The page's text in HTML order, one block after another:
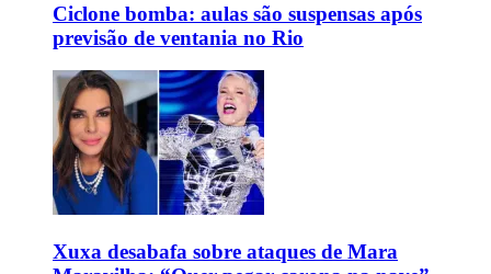
Ciclone bomba: aulas são suspensas após
previsão de ventania no Rio
Xuxa desabafa sobre ataques de Mara